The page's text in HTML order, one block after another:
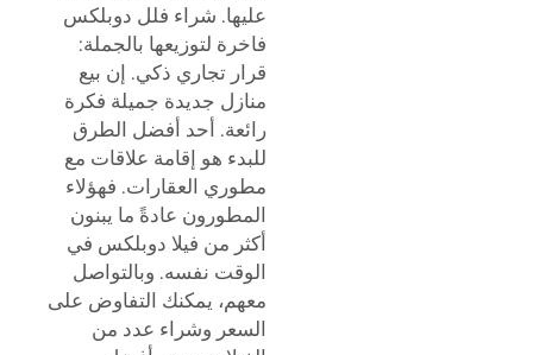
عليها. شراء فلل دوبلكس
فاخرة لتوزيعها بالجملة:
قرار تجاري ذكي. إن بيع
منازل جديدة جميلة فكرة
رائعة. أحد أفضل الطرق
للبدء هو إقامة علاقات مع
مطوري العقارات. فهؤلاء
المطورون عادةً ما يبنون
أكثر من فيلا دوبلكس في
الوقت نفسه. وبالتواصل
معهم، يمكنك التفاوض على
السعر وشراء عدد من